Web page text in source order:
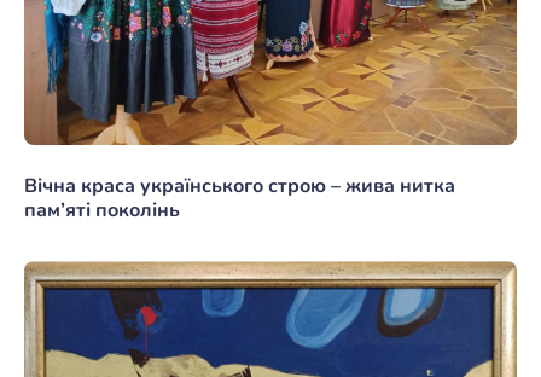
Вічна краса українського строю – жива нитка
пам’яті поколінь